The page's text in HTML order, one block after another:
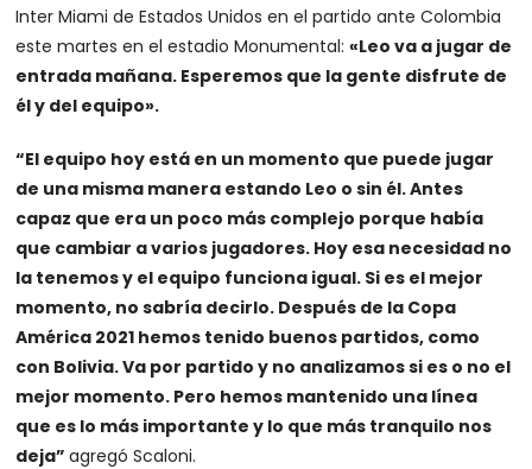
Inter Miami de Estados Unidos en el partido ante Colombia
este martes en el estadio Monumental:«Leo va a jugar de
entrada mañana. Esperemos que la gente disfrute de
él y del equipo».
“El equipo hoy está en un momento que puede jugar
de una misma manera estando Leo o sin él. Antes
capaz que era un poco más complejo porque había
que cambiar a varios jugadores. Hoy esa necesidad no
la tenemos y el equipo funciona igual. Si es el mejor
momento, no sabría decirlo. Después de la Copa
América 2021 hemos tenido buenos partidos, como
con Bolivia. Va por partido y no analizamos si es o no el
mejor momento. Pero hemos mantenido una línea
que es lo más importante y lo que más tranquilo nos
deja”agregó Scaloni.